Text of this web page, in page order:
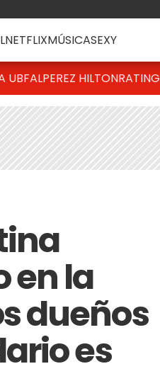
NETFLIXMÚSICASEXY
UBFALPEREZ HILTONRATING
en la
dueños
es